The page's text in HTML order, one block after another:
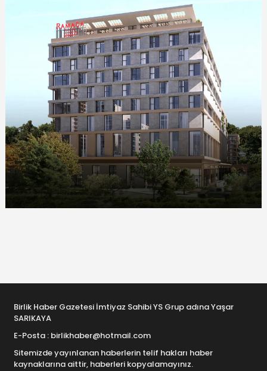
Birlik Haber Gazetesi İmtiyaz Sahibi YS Grup adına Yaşar
SARIKAYA
E-Posta : birlikhaber@hotmail.com
Sitemizde yayınlanan haberlerin telif hakları haber
kaynaklarına aittir, haberleri kopyalamayınız.